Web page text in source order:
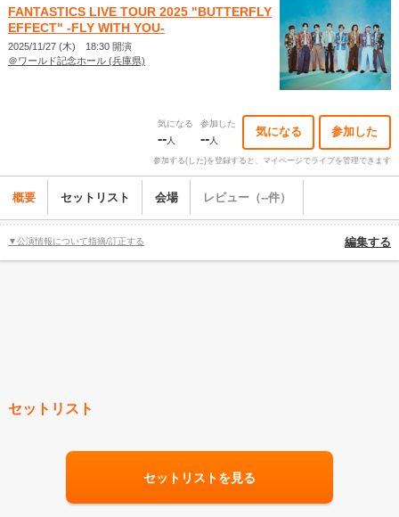
FANTASTICS LIVE TOUR 2025 "BUTTERFLY
EFFECT" -FLY WITH YOU-
2025/11/27 (木) 18:30 開演
＠ワールド記念ホール (兵庫県)
気になる
--人
参加した
--人
気になる 参加した
参加する(した)を登録すると、マイページでライブを管理できます
概要 セットリスト 会場 レビュー（--件）
▼公演情報について指摘/訂正する 編集する
セットリスト
セットリストを見る